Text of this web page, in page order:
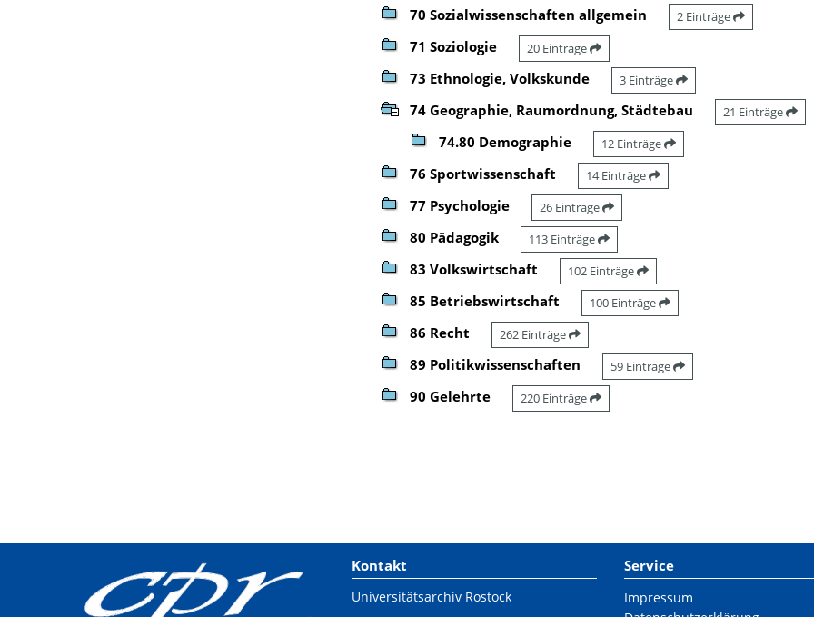
70 Sozialwissenschaften allgemein 2 Einträge
71 Soziologie 20 Einträge
73 Ethnologie, Volkskunde 3 Einträge
74 Geographie, Raumordnung, Städtebau 21 Einträge
74.80 Demographie 12 Einträge
76 Sportwissenschaft 14 Einträge
77 Psychologie 26 Einträge
80 Pädagogik 113 Einträge
83 Volkswirtschaft 102 Einträge
85 Betriebswirtschaft 100 Einträge
86 Recht 262 Einträge
89 Politikwissenschaften 59 Einträge
90 Gelehrte 220 Einträge
Kontakt
Universitätsarchiv Rostock
Service
Impressum